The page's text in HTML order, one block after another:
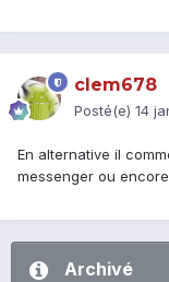
clem678
Posté(e) 14
En alternative il
messenger ou
Archivé